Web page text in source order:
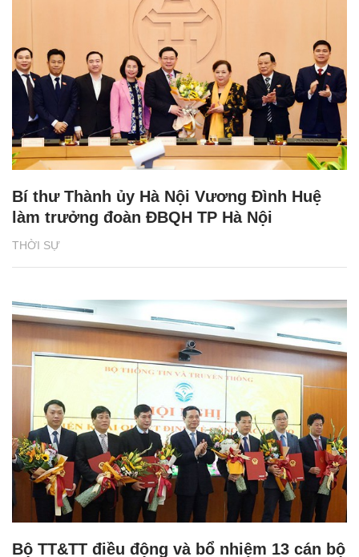
THỜI SỰ
Bí thư Thành ủy Hà Nội Vương Đình Huệ
làm trưởng đoàn ĐBQH TP Hà Nội
Bộ TT&TT điều động và bổ nhiệm 13 cán bộ